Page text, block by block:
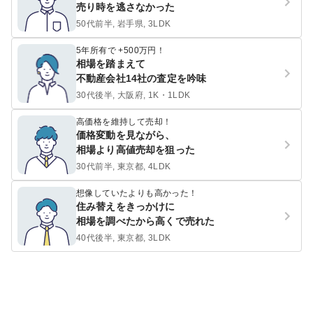
売り時を逃さなかった
50代前半, 岩手県, 3LDK
5年所有で +500万円！
相場を踏まえて
不動産会社14社の査定を吟味
30代後半, 大阪府, 1K・1LDK
高価格を維持して売却！
価格変動を見ながら、
相場より高値売却を狙った
30代前半, 東京都, 4LDK
想像していたよりも高かった！
住み替えをきっかけに
相場を調べたから高くで売れた
40代後半, 東京都, 3LDK